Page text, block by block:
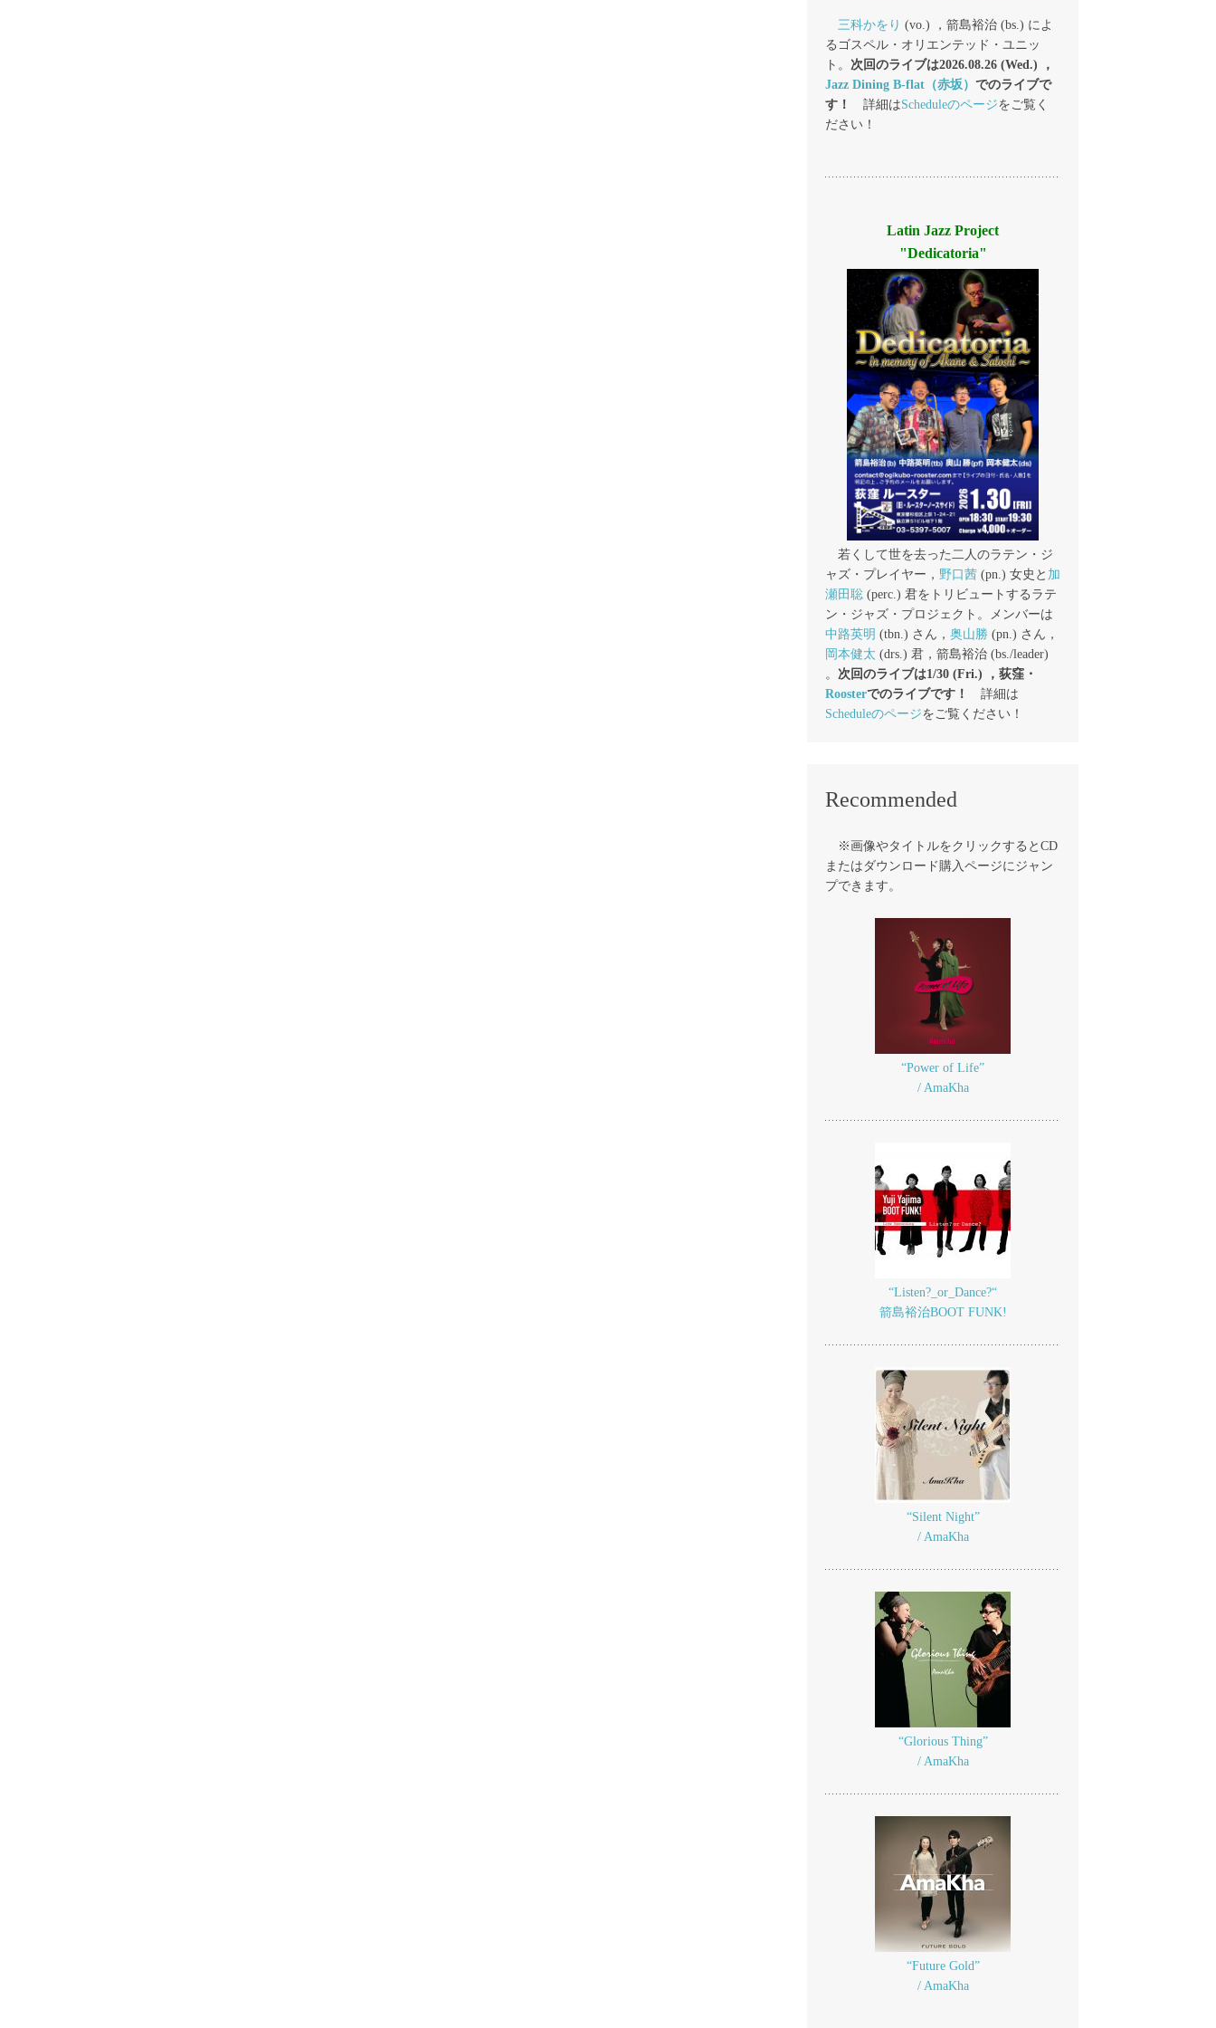
三科かをり (vo.) ，箭島裕治 (bs.) によ
るゴスペル・オリエンテッド・ユニッ
ト。 次回のライブは2026.08.26 (Wed.) ，
Jazz Dining B-flat（赤坂） でのライブで
す！
詳細はScheduleのページをご覧く
ださい！
Latin Jazz Project
"Dedicatoria"
若くして世を去った二人のラテン・ジ
ャズ・プレイヤー， 野口茜 (pn.) 女史と 加
瀬田聡 (perc.) 君をトリビュートするラテ
ン・ジャズ・プロジェクト。メンバーは
中路英明 (tbn.) さん， 奥山勝 (pn.) さん，
岡本健太 (drs.) 君，箭島裕治 (bs./leader)
。 次回のライブは1/30 (Fri.) ，荻窪・
Roosterでのライブです！
詳細は
Scheduleのページをご覧ください！
Recommended
※画像やタイトルをクリックするとCD
またはダウンロード購入ページにジャン
プできます。
“Power of Life”
/ AmaKha
“Listen?_or_Dance?“
箭島裕治BOOT FUNK!
“Silent Night”
/ AmaKha
“Glorious Thing”
/ AmaKha
“Future Gold”
/ AmaKha